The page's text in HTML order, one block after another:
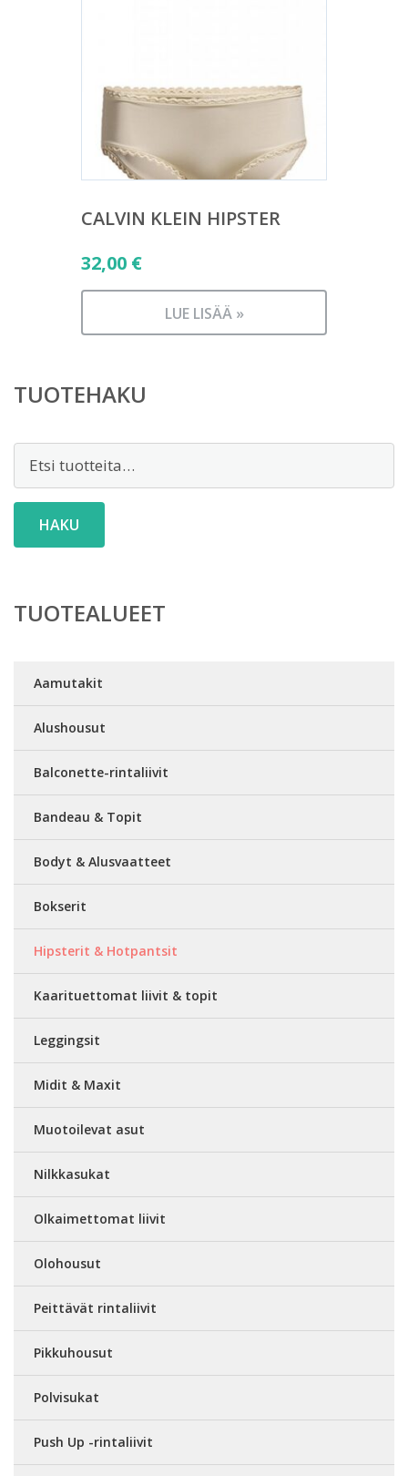
CALVIN KLEIN HIPSTER
32,00 €
LUE LISÄÄ »
TUOTEHAKU
Etsi:
HAKU
TUOTEALUEET
Aamutakit
Alushousut
Balconette-rintaliivit
Bandeau & Topit
Bodyt & Alusvaatteet
Bokserit
Hipsterit & Hotpantsit
Kaarituettomat liivit & topit
Leggingsit
Midit & Maxit
Muotoilevat asut
Nilkkasukat
Olkaimettomat liivit
Olohousut
Peittävät rintaliivit
Pikkuhousut
Polvisukat
Push Up -rintaliivit